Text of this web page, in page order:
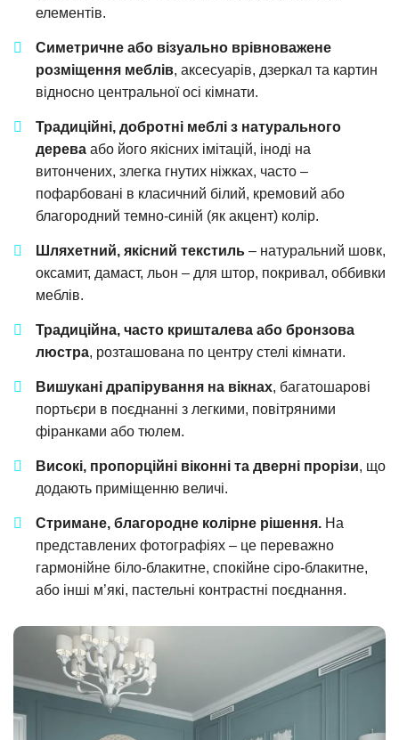
елементів.
Симетричне або візуально врівноважене
розміщення меблів, аксесуарів, дзеркал та картин
відносно центральної осі кімнати.
Традиційні, добротні меблі з натурального
дерева або його якісних імітацій, іноді на
витончених, злегка гнутих ніжках, часто –
пофарбовані в класичний білий, кремовий або
благородний темно-синій (як акцент) колір.
Шляхетний, якісний текстиль – натуральний шовк,
оксамит, дамаст, льон – для штор, покривал, оббивки
меблів.
Традиційна, часто кришталева або бронзова
люстра, розташована по центру стелі кімнати.
Вишукані драпірування на вікнах, багатошарові
портьєри в поєднанні з легкими, повітряними
фіранками або тюлем.
Високі, пропорційні віконні та дверні прорізи, що
додають приміщенню величі.
Стримане, благородне колірне рішення. На
представлених фотографіях – це переважно
гармонійне біло-блакитне, спокійне сіро-блакитне,
або інші м’які, пастельні контрастні поєднання.